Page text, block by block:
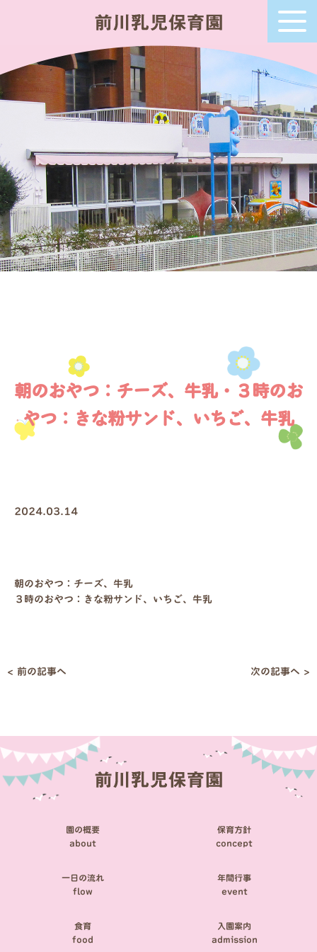
朝のおやつ：チーズ、牛乳・３時のお
やつ：きな粉サンド、いちご、牛乳
2024.03.14
朝のおやつ：チーズ、牛乳
３時のおやつ：きな粉サンド、いちご、牛乳
投
< 前の記事へ 次の記事へ >
園の概要
about
保育方針
concept
一日の流れ
flow
年間行事
event
食育
food
入園案内
admission